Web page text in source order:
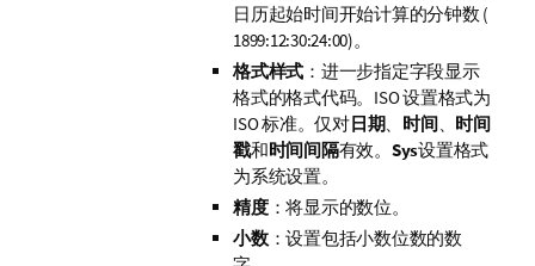
日历起始时间开始计算的分钟数 (
1899:12:30:24:00)。
格式样式 ：进一步指定字段显示
格式的格式代码。 ISO设置格式为
ISO 标准。仅对日期、 时间、 时间
戳和时间间隔有效。 Sys设置格式
为系统设置。
精度：将显示的数位。
小数：设置包括小数位数的数